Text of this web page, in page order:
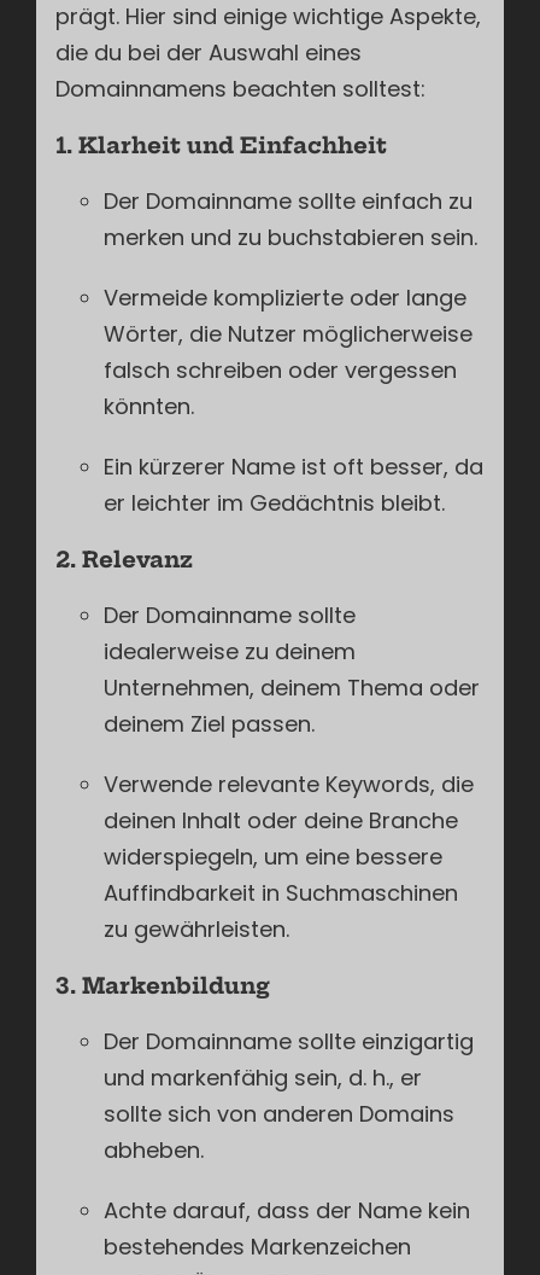
prägt. Hier sind einige wichtige Aspekte,
die du bei der Auswahl eines
Domainnamens beachten solltest:
1. Klarheit und Einfachheit
Der Domainname sollte einfach zu
merken und zu buchstabieren sein.
Vermeide komplizierte oder lange
Wörter, die Nutzer möglicherweise
falsch schreiben oder vergessen
könnten.
Ein kürzerer Name ist oft besser, da
er leichter im Gedächtnis bleibt.
2. Relevanz
Der Domainname sollte
idealerweise zu deinem
Unternehmen, deinem Thema oder
deinem Ziel passen.
Verwende relevante Keywords, die
deinen Inhalt oder deine Branche
widerspiegeln, um eine bessere
Auffindbarkeit in Suchmaschinen
zu gewährleisten.
3. Markenbildung
Der Domainname sollte einzigartig
und markenfähig sein, d. h., er
sollte sich von anderen Domains
abheben.
Achte darauf, dass der Name kein
bestehendes Markenzeichen